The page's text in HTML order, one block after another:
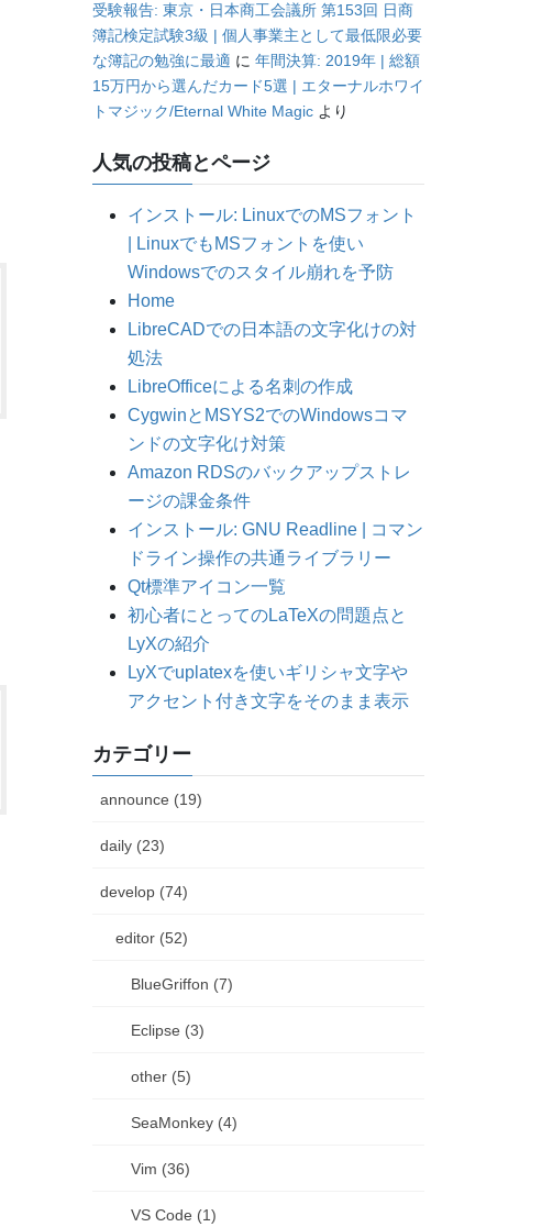
受験報告: 東京・日本商工会議所 第153回 日商
簿記検定試験3級 | 個人事業主として最低限必要
な簿記の勉強に最適 に年間決算: 2019年 | 総額
15万円から選んだカード5選 | エターナルホワイ
トマジック/Eternal White Magic より
人気の投稿とページ
インストール: LinuxでのMSフォント
| LinuxでもMSフォントを使い
Windowsでのスタイル崩れを予防
Home
LibreCADでの日本語の文字化けの対
処法
LibreOfficeによる名刺の作成
CygwinとMSYS2でのWindowsコマ
ンドの文字化け対策
Amazon RDSのバックアップストレ
ージの課金条件
インストール: GNU Readline | コマン
ドライン操作の共通ライブラリー
Qt標準アイコン一覧
初心者にとってのLaTeXの問題点と
LyXの紹介
LyXでuplatexを使いギリシャ文字や
アクセント付き文字をそのまま表示
カテゴリー
announce (19)
daily (23)
develop (74)
editor (52)
BlueGriffon (7)
Eclipse (3)
other (5)
SeaMonkey (4)
Vim (36)
VS Code (1)